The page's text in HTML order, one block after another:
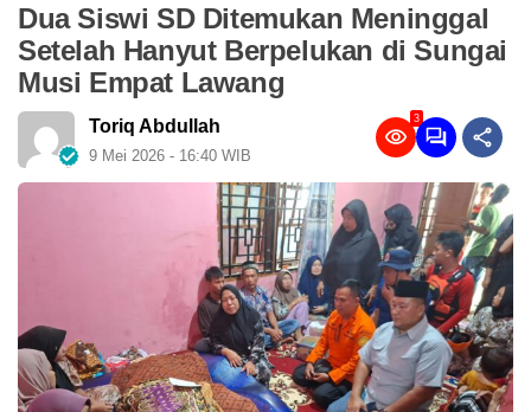
Dua Siswi SD Ditemukan Meninggal
Setelah Hanyut Berpelukan di Sungai
Musi Empat Lawang
Toriq Abdullah
9 Mei 2026 - 16:40 WIB
3